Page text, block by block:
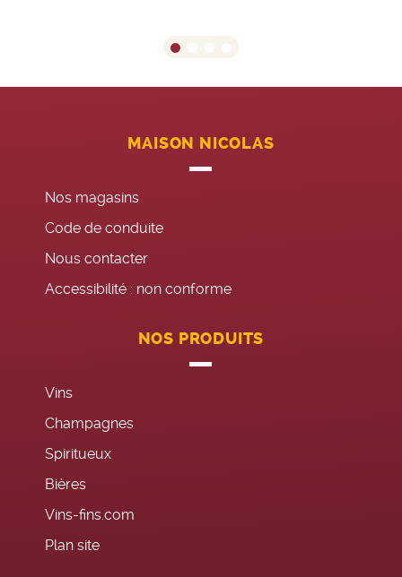
MAISON NICOLAS
Nos magasins
Code de conduite
Nous contacter
Accessibilité : non conforme
NOS PRODUITS
Vins
Champagnes
Spiritueux
Bières
Vins-fins.com
Plan site